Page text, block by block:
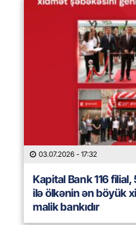
03.07.2026 - 17:32
Kapital Bank 116 filial,
ilə ölkənin ən böyük
malik bankıdır